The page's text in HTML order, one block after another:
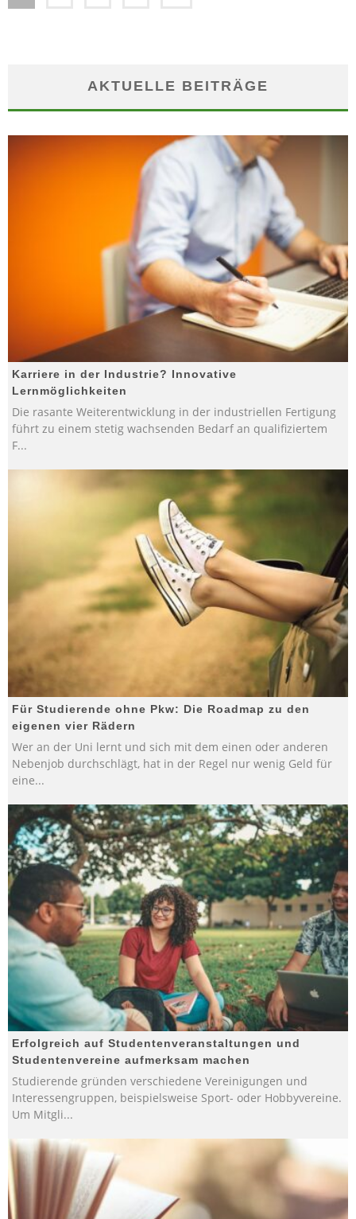
AKTUELLE BEITRÄGE
Karriere in der Industrie? Innovative
Lernmöglichkeiten
Die rasante Weiterentwicklung in der industriellen Fertigung
führt zu einem stetig wachsenden Bedarf an qualifiziertem
F...
Für Studierende ohne Pkw: Die Roadmap zu den
eigenen vier Rädern
Wer an der Uni lernt und sich mit dem einen oder anderen
Nebenjob durchschlägt, hat in der Regel nur wenig Geld für
eine...
Erfolgreich auf Studentenveranstaltungen und
Studentenvereine aufmerksam machen
Studierende gründen verschiedene Vereinigungen und
Interessengruppen, beispielsweise Sport- oder Hobbyvereine.
Um Mitgli...